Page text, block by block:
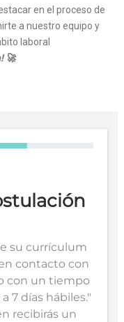
en el proceso de
a nuestro equipo y
laboral
🚀